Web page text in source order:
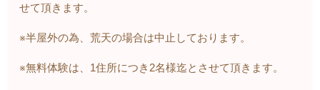
せて頂きます。
※半屋外の為、荒天の場合は中止しております。
※無料体験は、1住所につき2名様迄とさせて頂きます。